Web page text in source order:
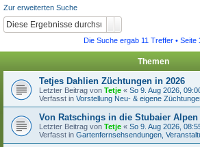
Zur erweiterten Suche
Die Suche ergab 11 Treffer • Seite
Themen
Tetjes Dahlien Züchtungen in 2026
Letzter Beitrag von Tetje « So 9. Aug 2026,
Verfasst in Vorstellung Neu- & eigene
Von Ratschings in die Stubaier
Letzter Beitrag von Tetje « So 9. Aug 2026,
Verfasst in Gartenfernsehsendungen,